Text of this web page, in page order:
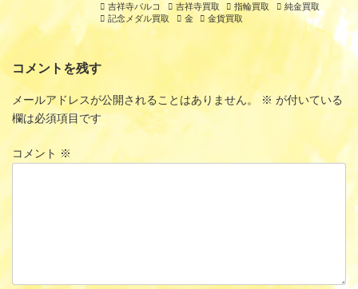
吉祥寺パルコ
吉祥寺買取 指輪買取
純金買取
記念メダル買取
金 金貨買取
コメントを残す
メールアドレスが公開されることはありません。 ※ が付いている
欄は必須項目です
コメント ※